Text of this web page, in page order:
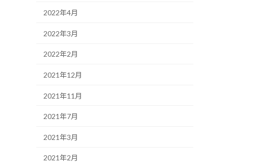
2022年4月
2022年3月
2022年2月
2021年12月
2021年11月
2021年7月
2021年3月
2021年2月